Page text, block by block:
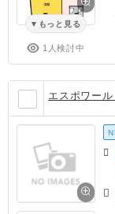
もっと見る
1人検討中
エスポワー